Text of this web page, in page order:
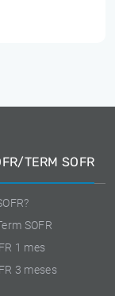
TERM SOFR
SOFR
1 mes
3 meses